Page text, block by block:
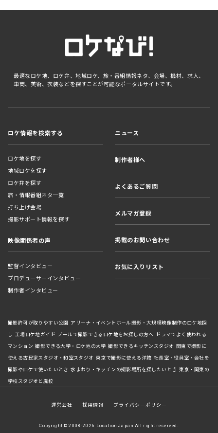
最適なロケ地、ロケ弁、地域ロケ、旅・番組情報ネタ、会場、機材、求人、
車両、美術、衣装などを探すことが可能なポータルサイトです。
ロケ情報を検索する
ロケ地を探す
地域ロケを探す
ロケ弁を探す
旅・情報番組ネタ一覧
打ち上げ会場
撮影サポート情報を探す
映像関係者の声
監督インタビュー
プロデューサーインタビュー
制作者インタビュー
ニュース
制作者様へ
よくあるご質問
メルマガ登録
掲載のお問い合わせ
お気に入りリスト
撮影許可が取りやすい公園 アリーナ・イベントホール撮影・大規模映像制作のロケ地探
し 工場ロケ地ガイド プールで撮影できるロケ地をお探しの方へ ドラマでよく使われる
マンション 撮影できる大学・ロケ地の大学 撮影できるキッチンスタジオ 関東で撮影に
使える古民家スタジオ・和室スタジオ 東京で撮影に使える洋館 社長室・役員室・会社を
撮影やロケで使いたいとき 水まわり・キッチンの撮影場所を探したいとき 東京・関東の
学校スタジオと廃校
運営会社 採用情報 プライバシーポリシー
Copyright © 2008-2026 Location Japan All right reserved.